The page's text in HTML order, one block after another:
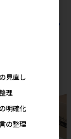
の人気商品を見る
見直し
理
明確化
の整理